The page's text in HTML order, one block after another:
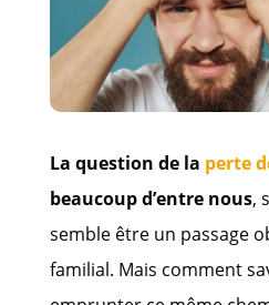
La question de la perte
beaucoup d’entre nous,
semble être un passage
familial. Mais comment